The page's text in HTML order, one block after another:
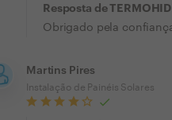
Resposta de
Obrigado pela
Martins Pires
Instalação de Painéis Solares